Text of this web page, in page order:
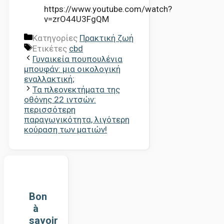
https://www.youtube.com/watch?
v=zrO44U3FgQM
Κατηγορίες Πρακτική ζωή
Ετικέτες cbd
Γυναικεία πουπουλένια
μπουφάν: μια οικολογική
εναλλακτική;
Τα πλεονεκτήματα της
οθόνης 22 ιντσών:
περισσότερη
παραγωγικότητα, λιγότερη
κούραση των ματιών!
Bon
à
savoir